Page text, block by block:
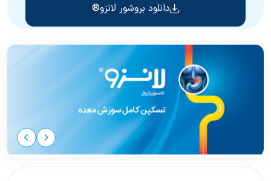
دانلود بروشور لانزو®